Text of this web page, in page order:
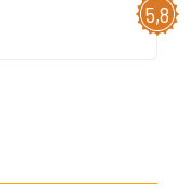
5,8